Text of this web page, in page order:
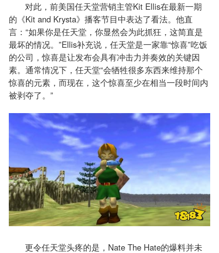
对此，前美国任天堂营销主管Kit Ellis在最新一期
的《Kit and Krysta》播客节目中表达了看法。他直
言：“如果你是任天堂，你显然会为此抓狂，这简直是
最坏的情况。”Ellis补充说，任天堂是一家靠“惊喜”吃饭
的公司，惊喜是让发布会具有冲击力并奏效的关键因
素。通常情况下，任天堂“会牺牲很多东西来维持那个
惊喜的元素，而现在，这个惊喜至少在相当一段时间内
被剥夺了。”
更令任天堂头疼的是，Nate The Hate的爆料并未